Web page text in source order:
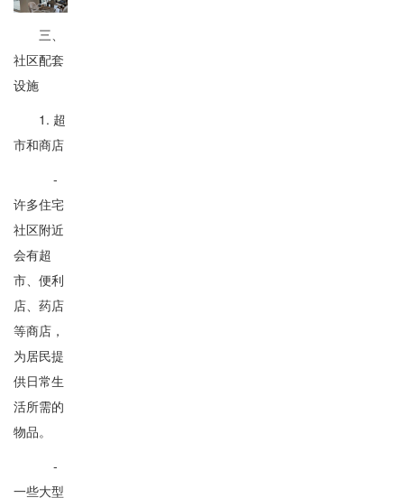
三、
社区配套
设施
1. 超
市和商店
-
许多住宅
社区附近
会有超
市、便利
店、药店
等商店，
为居民提
供日常生
活所需的
物品。
-
一些大型